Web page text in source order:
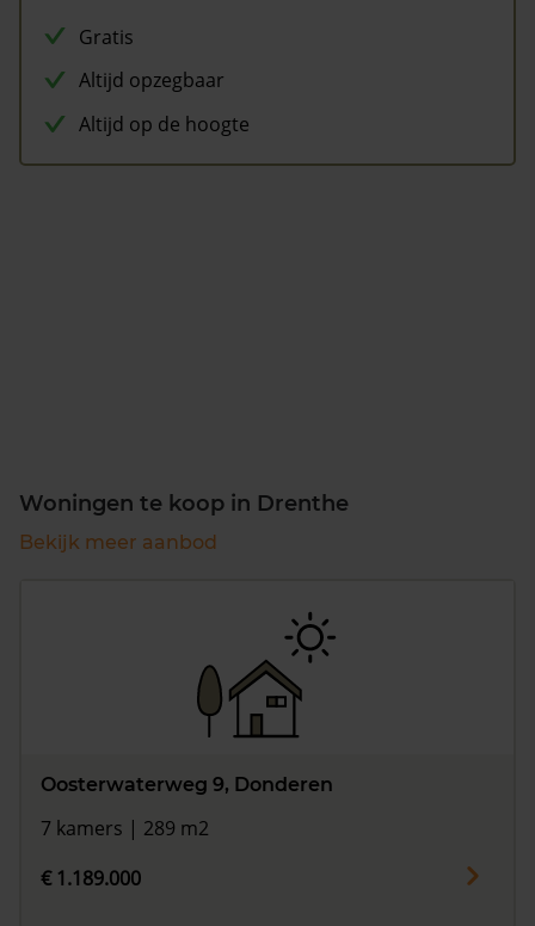
Gratis
Altijd opzegbaar
Altijd op de hoogte
Woningen te koop in Drenthe
Bekijk meer aanbod
Oosterwaterweg 9, Donderen
7 kamers | 289 m2
€ 1.189.000